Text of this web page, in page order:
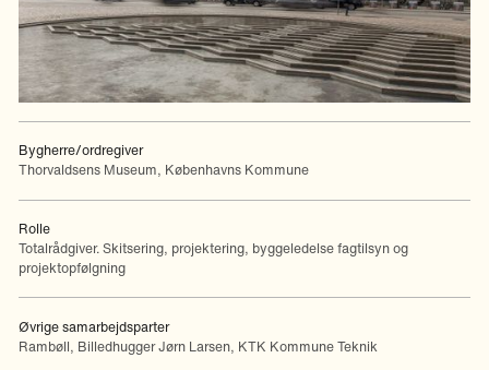
Projekt
Bertel Thorvaldsens Plads – et centrum i Københavns middelalderby
Bygherre/ordregiver
Thorvaldsens Museum, Københavns Kommune
Rolle
Totalrådgiver. Skitsering, projektering, byggeledelse fagtilsyn og
projektopfølgning
Øvrige samarbejdsparter
Rambøll, Billedhugger Jørn Larsen, KTK Kommune Teknik